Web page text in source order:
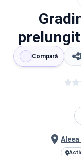
Compară
Aleea